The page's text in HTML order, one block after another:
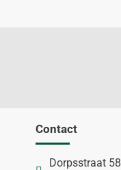
Contact
Dorpsstraat 58